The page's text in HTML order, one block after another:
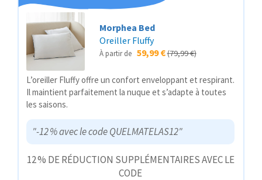
Morphea Bed
Oreiller Fluffy
À partir de 59,99 €(79,99 €)
L’oreiller Fluffy offre un confort enveloppant et respirant.
Il maintient parfaitement la nuque et s’adapte à toutes
les saisons.
"-12 % avec le code QUELMATELAS12"
12 % DE RÉDUCTION SUPPLÉMENTAIRES AVEC LE
CODE